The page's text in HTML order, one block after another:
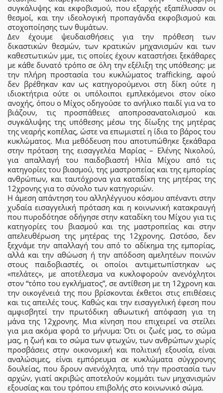
συγκάλυψης και εκφοβισμού, που εξαρχής εξαπέλυσαν οι
θεσμοί, και την ιδεολογική προπαγάνδα εκφοβισμού και
στοχοποίησης των θυμάτων.
Δεν έχουμε ψευδαισθήσεις για την πρόθεση των
δικαστικών θεσμών, των κρατικών μηχανισμών και των
καθεστωτικών μμε, τις οποίες έχουν καταστήσει ξεκάθαρες
με κάθε δυνατό τρόπο σε όλη την εξέλιξη της υπόθεσης: με
την πλήρη προστασία του κυκλώματος trafficking, αφού
δεν βρέθηκαν καν ως κατηγορούμενοι στη δίκη ούτε η
ιδιοκτήτρια ούτε οι υπόλοιποι εμπλεκόμενοι στον οίκο
ανοχής, όπου ο Μίχος οδηγούσε το ανήλικο παιδί για να το
βιάζουν, τις προσπάθειες αποπροσανατολισμού και
συγκάλυψης της υπόθεσης μέσω της δίωξης της μητέρας
της νεαρής κοπέλας, ώστε να επωμιστεί η ίδια το βάρος του
κυκλώματος. Μια μεθόδευση που αποτυπώθηκε ξεκάθαρα
στην πρόταση της εισαγγελέα Μαρίας – Ελένης Νικολού,
για απαλλαγή του παιδοβιαστή Ηλία Μίχου από τις
κατηγορίες του βιασμού, της μαστροπείας και της εμπορίας
ανθρώπων, και ταυτόχρονα για καταδίκη της μητέρας της
12χρονης για το σύνολο των κατηγοριών.
Η άμεση απάντηση του αλληλέγγυου κόσμου απέναντι στην
χυδαία εισαγγελική πρόταση και η κοινωνική κατακραυγή
που πυροδότησε οδήγησε στην καταδίκη του Μίχου για τις
κατηγορίες του βιασμού και της μαστροπείας και στην
απελευθέρωση της μητέρας της 12χρονης. Ωστόσο, δεν
ξεχνάμε την απαλλαγή του από το αδίκημα της εμπορίας,
αλλά και την αθώωση ή την απόδοση αμελητέων ποινών
στους παιδοβιαστές, οι οποίοι αντιμετωπίστηκαν ως
«πελάτες», με αποτέλεσμα να κυκλοφορούν ανενόχλητοι
στον “τόπο του εγκλήματος”, σε αντίθεση με τη 12χρονη και
την οικογένειά της που βρίσκονται έκθετοι στις επιθέσεις
και τις απειλές τους. Καθώς και την εισαγγελική έφεση που
αμφισβητεί την πρωτόδικη αθωωτική απόφαση για τη
μάνα της 12χρονης. Μια κίνηση που επιχειρεί να στείλει
για μια ακόμα φορά το μήνυμα: Ότι οι ζωές μας, το σώμα
μας, η ζωή και το σώμα των φτωχών, των ανθρώπων χωρίς
προσβάσεις στην οικονομική και πολιτική εξουσία, είναι
αναλώσιμες, είναι εμπόρευμα σε κυκλώματα σύγχρονης
δουλείας, που δρουν ανενόχλητα, υπό την προστασία των
αρχών, γιατί ακριβώς αποτελούν κομμάτι των μηχανισμών
εξουσίας και του τρόπου επιβολής στο κοινωνικό σώμα.